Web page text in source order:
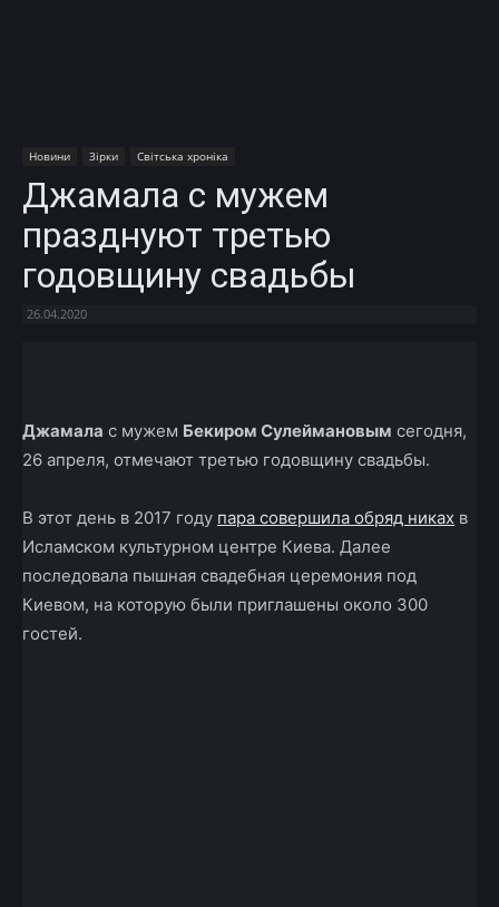
Новини Зірки Світська хроніка
Джамала с мужем
празднуют третью
годовщину свадьбы
26.04.2020
Джамала с мужем Бекиром Сулеймановым сегодня,
26 апреля, отмечают третью годовщину свадьбы.
В этот день в 2017 году пара совершила обряд никах в
Исламском культурном центре Киева. Далее
последовала пышная свадебная церемония под
Киевом, на которую были приглашены около 300
гостей.